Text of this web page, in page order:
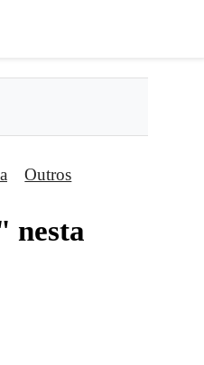
Outros
nesta